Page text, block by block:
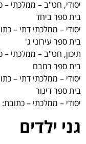
יסודי, חט"ב – ממלכתי –
בית ספר ביחד
יסודי – ממלכתי דתי –
בית ספר עירוני ג'
תיכון, חט"ב – ממלכתי –
בית ספר רמבם
יסודי – ממלכתי דתי –
בית ספר דינור
יסודי – ממלכתי – כתובת:
גני ילדים